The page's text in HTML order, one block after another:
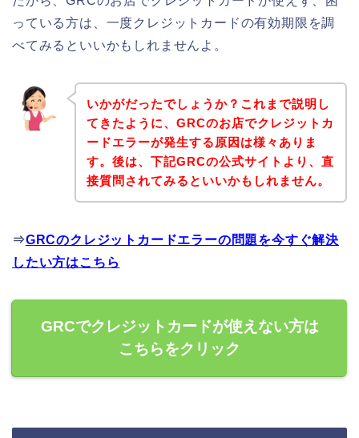
っている方は、一度クレジットカードの有効期限を調
べてみるといいかもしれませんよ。
いかがだったでしょうか？これまで説明し
てきたように、GRCのお店でクレジットカ
ードエラーが発生する原因は様々ありま
す。後は、下記GRCの公式サイトより、直
接質問されてみるといいかもしれません。
⇒GRCのクレジットカードエラーの問題を今すぐ解決
したい方はこちら
GRCでクレジットカードが使えない方は
こちらをクリック